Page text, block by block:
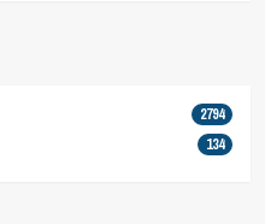
2794
134